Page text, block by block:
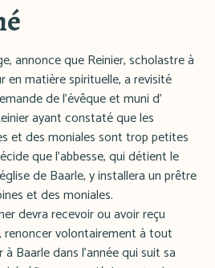
annonce que Reinier, scholastre à
en matière spirituelle, a revisité
de l'évêque et muni d'
ayant constaté que les
et des moniales sont trop petites
que l'abbesse, qui détient le
de Baarle, y installera un prêtre
et des moniales.
devra recevoir ou avoir reçu
volontairement à tout
Baarle dans l'année qui suit sa